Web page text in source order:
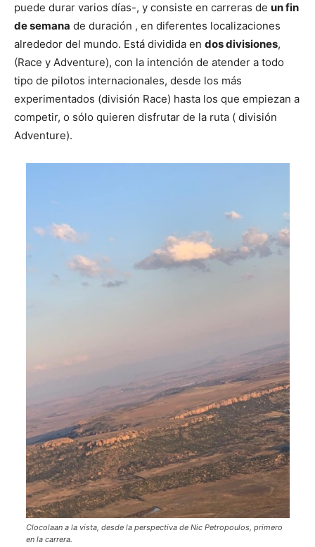
puede durar varios días-, y consiste en carreras de un fin
de semana de duración , en diferentes localizaciones
alrededor del mundo. Está dividida en dos divisiones,
(Race y Adventure), con la intención de atender a todo
tipo de pilotos internacionales, desde los más
experimentados (división Race) hasta los que empiezan a
competir, o sólo quieren disfrutar de la ruta ( división
Adventure).
Clocolaan a la vista, desde la perspectiva de Nic Petropoulos, primero
en la carrera.